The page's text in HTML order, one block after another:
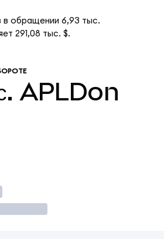
в обращении 6,93 тыс.
291,08 тыс. $.
APLDon